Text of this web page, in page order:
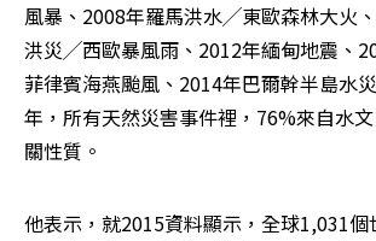
風暴、2008年羅馬洪水╱東歐森林大火
洪災╱西歐暴風雨、2012年緬甸地震、
菲律賓海燕颱風、2014年巴爾幹半島水
年，所有天然災害事件裡，76%來自水
關性質。
他表示，就2015資料顯示，全球1,031